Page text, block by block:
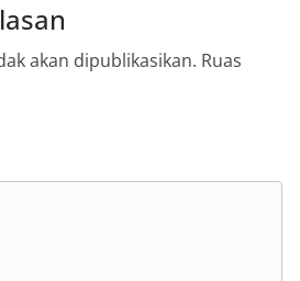
akan dipublikasikan. Ruas